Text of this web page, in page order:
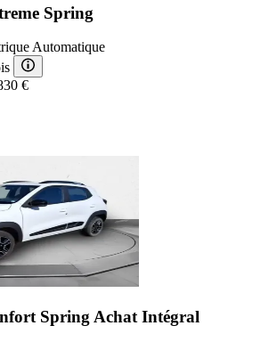
Spring
Automatique
€
Spring Achat Intégral